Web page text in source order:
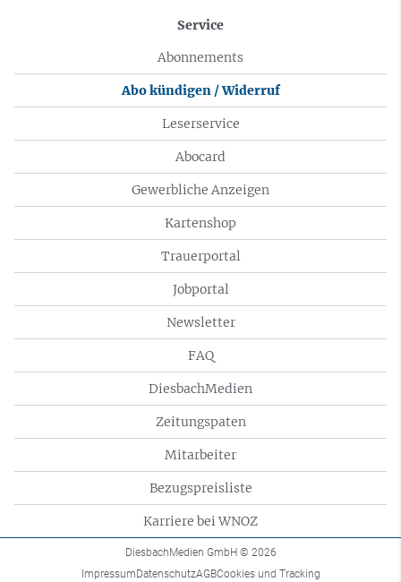
Service
Abonnements
Abo kündigen / Widerruf
Leserservice
Abocard
Gewerbliche Anzeigen
Kartenshop
Trauerportal
Jobportal
Newsletter
FAQ
DiesbachMedien
Zeitungspaten
Mitarbeiter
Bezugspreisliste
Karriere bei WNOZ
DiesbachMedien GmbH © 2026
ImpressumDatenschutzAGBCookies und Tracking